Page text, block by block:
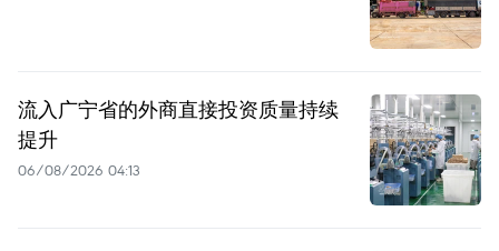
流入广宁省的外商直接投资质量持续
提升
06/08/2026 04:13